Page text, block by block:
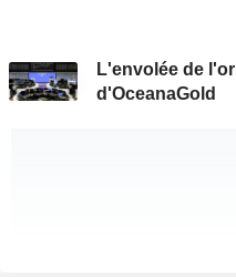
L'envolée de
d'OceanaGold